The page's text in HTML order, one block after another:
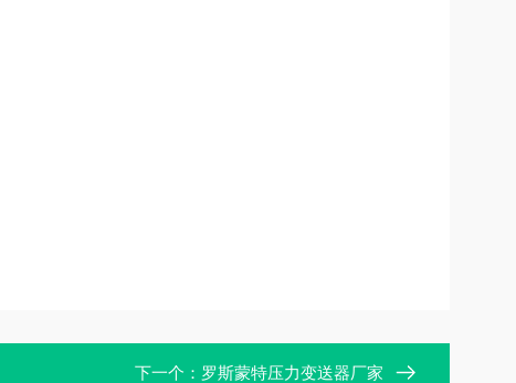
下一个： 罗斯蒙特压力变送器厂家